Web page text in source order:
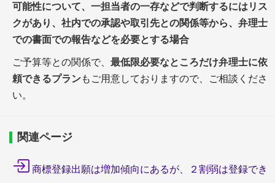
可能性について、一担当者の一存などで判断するにはリス
クがあり、社内での承認や取引先との関係等から、弁理士
での書面での報告などを必要とする場合
ご予算等との関係で、 最低限必要なところだけ弁理士に依
頼できるプランもご用意しておりますので、ご相談くださ
い。
関連ページ
商標登録出願は増加傾向にあるが、２割弱は登録でき